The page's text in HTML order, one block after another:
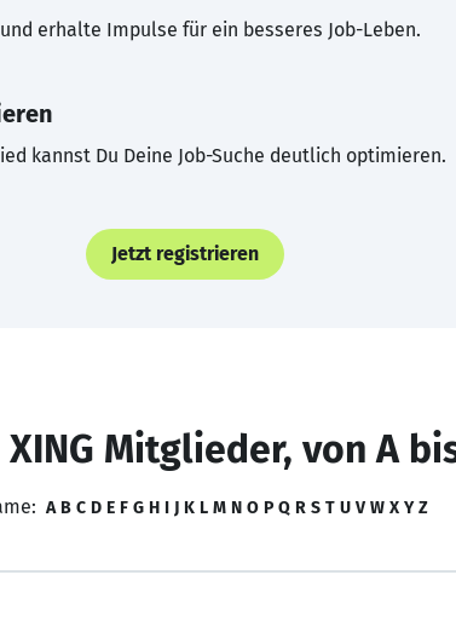
erhalte Impulse für ein besseres Job-Leben.
kannst Du Deine Job-Suche deutlich optimieren.
Jetzt registrieren
XING Mitglieder, von A
A B C D E F G H I J K L M N O P Q R S T U V W X Y Z